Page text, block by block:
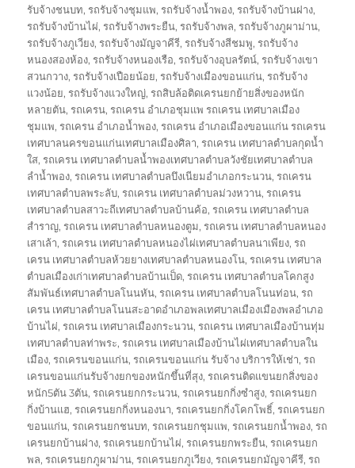
รับจ้างชนบท,รถรับจ้างชุมแพ,รถรับจ้างน้ำพอง,รถรับจ้างบ้านฝาง,
รถรับจ้างบ้านไผ่,รถรับจ้างพระยืน,รถรับจ้างพล,รถรับจ้างภูผาม่าน,
รถรับจ้างภูเวียง,รถรับจ้างมัญจาคีรี,รถรับจ้างสีชมพู,รถรับจ้าง
หนองสองห้อง,รถรับจ้างหนองเรือ,รถรับจ้างอุบลรัตน์,รถรับจ้างเขา
สวนกวาง,รถรับจ้างเปือยน้อย,รถรับจ้างเมืองขอนแก่น,รถรับจ้าง
แวงน้อย,รถรับจ้างแวงใหญ่,รถสิบล้อติดเครนยกย้ายสิ่งของหนัก
หลายตัน,รถเครน,รถเครน อำเภอชุมแพ รถเครน เทศบาลเมือง
ชุมแพ,รถเครน อำเภอน้ำพอง,รถเครน อำเภอเมืองขอนแก่น รถเครน
เทศบาลนครขอนแก่นเทศบาลเมืองศิลา,รถเครน เทศบาลตำบลกุดน้ำ
ใส,รถเครน เทศบาลตำบลน้ำพองเทศบาลตำบลวังชัยเทศบาลตำบล
ลำน้ำพอง,รถเครน เทศบาลตำบลบึงเนียมอำเภอกระนวน,รถเครน
เทศบาลตำบลพระลับ,รถเครน เทศบาลตำบลม่วงหวาน,รถเครน
เทศบาลตำบลสาวะถีเทศบาลตำบลบ้านค้อ,รถเครน เทศบาลตำบล
สำราญ,รถเครน เทศบาลตำบลหนองตูม,รถเครน เทศบาลตำบลหนอง
เสาเล้า,รถเครน เทศบาลตำบลหนองไผ่เทศบาลตำบลนาเพียง,รถ
เครน เทศบาลตำบลห้วยยางเทศบาลตำบลหนองโน,รถเครน เทศบาล
ตำบลเมืองเก่าเทศบาลตำบลบ้านเป็ด,รถเครน เทศบาลตำบลโคกสูง
สัมพันธ์เทศบาลตำบลโนนหัน,รถเครน เทศบาลตำบลโนนท่อน,รถ
เครน เทศบาลตำบลโนนสะอาดอำเภอพลเทศบาลเมืองเมืองพลอำเภอ
บ้านไผ่,รถเครน เทศบาลเมืองกระนวน,รถเครน เทศบาลเมืองบ้านทุ่ม
เทศบาลตำบลท่าพระ,รถเครน เทศบาลเมืองบ้านไผ่เทศบาลตำบลใน
เมือง,รถเครนขอนแก่น,รถเครนขอนแก่น รับจ้าง บริการให้เช่า,รถ
เครนขอนแก่นรับจ้างยกของหนักขึ้นที่สุง,รถเครนติดแขนยกสิ่งของ
หนัก5ตัน 3ตัน,รถเครนยกกระนวน,รถเครนยกกิ่งซำสูง,รถเครนยก
กิ่งบ้านแฮ,รถเครนยกกิ่งหนองนา,รถเครนยกกิ่งโคกโพธิ์,รถเครนยก
ขอนแก่น,รถเครนยกชนบท,รถเครนยกชุมแพ,รถเครนยกน้ำพอง,รถ
เครนยกบ้านฝาง,รถเครนยกบ้านไผ่,รถเครนยกพระยืน,รถเครนยก
พล,รถเครนยกภูผาม่าน,รถเครนยกภูเวียง,รถเครนยกมัญจาคีรี,รถ